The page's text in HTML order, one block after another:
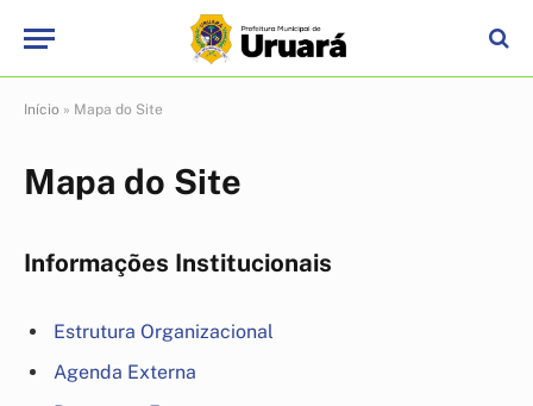
Início » Mapa do Site
Mapa do Site
Informações Institucionais
Estrutura Organizacional
Agenda Externa